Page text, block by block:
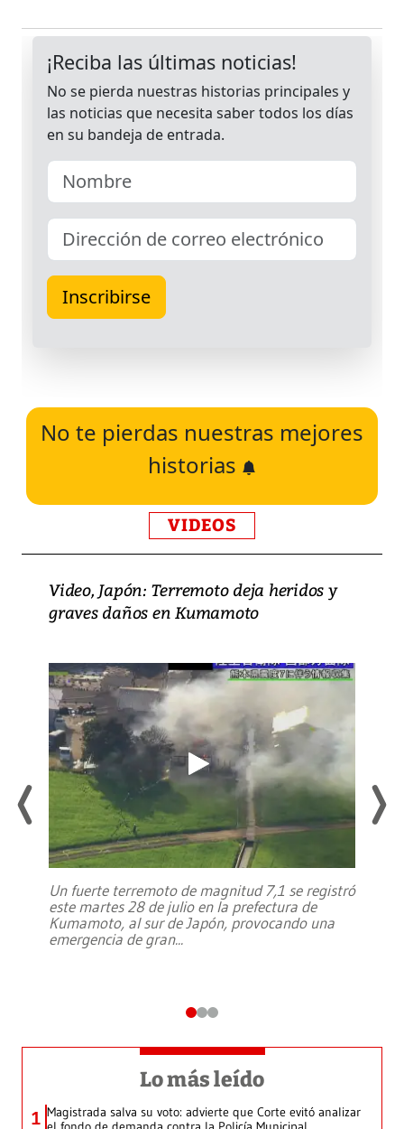
No te pierdas nuestras mejores
historias
VIDEOS
Video, Japón: Terremoto deja heridos y
graves daños en Kumamoto
Un fuerte terremoto de magnitud 7,1 se registró
este martes 28 de julio en la prefectura de
Kumamoto, al sur de Japón, provocando una
emergencia de gran...
Lo más leído
1 Magistrada salva su voto: advierte que Corte evitó analizar